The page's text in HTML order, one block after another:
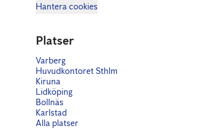
Hantera cookies
Platser
Varberg
Huvudkontoret Sthlm
Kiruna
Lidköping
Bollnäs
Karlstad
Alla platser